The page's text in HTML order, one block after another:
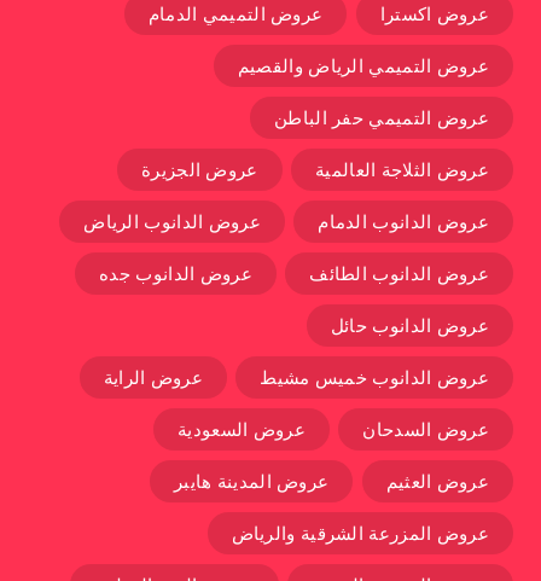
عروض اكسترا عروض التميمي الدمام
عروض التميمي الرياض والقصيم
عروض التميمي حفر الباطن
عروض الثلاجة العالمية عروض الجزيرة
عروض الدانوب الدمام عروض الدانوب الرياض
عروض الدانوب الطائف عروض الدانوب جده
عروض الدانوب حائل
عروض الدانوب خميس مشيط عروض الراية
عروض السدحان عروض السعودية
عروض العثيم عروض المدينة هايبر
عروض المزرعة الشرقية والرياض